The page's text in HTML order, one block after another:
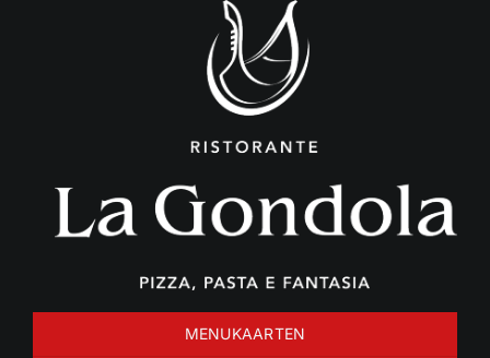
MENUKAARTEN